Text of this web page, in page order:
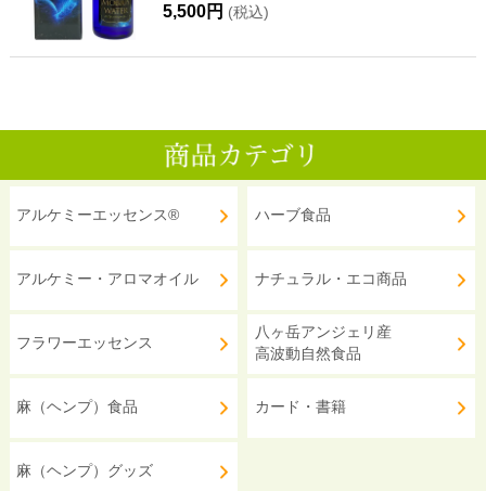
5,500円 (税込)
アルケミーエッセンス®
アルケミー・アロマオイル
フラワーエッセンス
麻（ヘンプ）食品
麻（ヘンプ）グッズ
ハーブ食品
ナチュラル・エコ商品
八ヶ岳アンジェリ産
高波動自然食品
カード・書籍